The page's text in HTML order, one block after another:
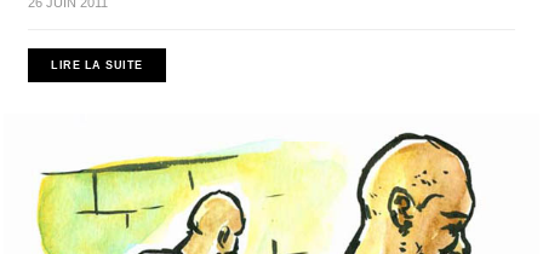
26 JUIN 2011
LIRE LA SUITE